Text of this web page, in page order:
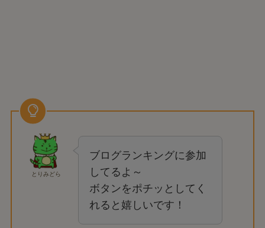
とりみどら
ブログランキングに参加
してるよ～
ボタンをポチッとしてく
れると嬉しいです！